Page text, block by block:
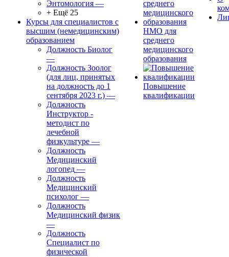
Энтомология —
+ Ещё 25
Курсы для специалистов с
высшим (немедицинским)
образованием
Должность Биолог
—
Должность Зоолог
(для лиц, принятых
на должность до 1
сентября 2023 г.) —
Должность
Инструктор -
методист по
лечебной
физкультуре —
Должность
Медицинский
логопед —
Должность
Медицинский
психолог —
Должность
Медицинский физик
—
Должность
Специалист по
физической
НМО для
среднего
медицинского
образования
Повышение
квалификации